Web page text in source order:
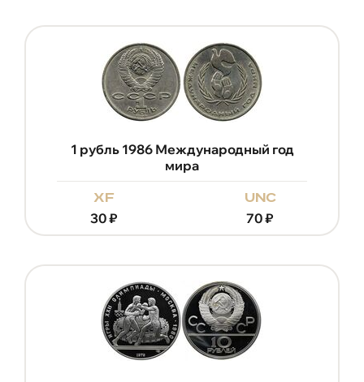
1 рубль 1986 Международный год
мира
xf
30₽
unc
70₽